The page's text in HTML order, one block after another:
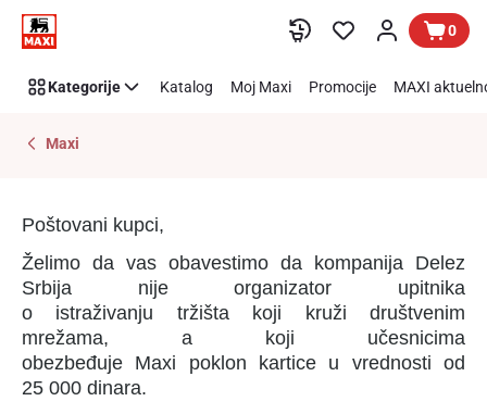
Preskoči link
Obaveštenje
brenda
0
Kategorije Katalog Moj Maxi Promocije MAXI
Maxi
Poštovani kupci,
Želimo da vas obavestimo da kompanija Delez
Srbija nije organizator upitnika
o istraživanju tržišta koji kruži društvenim
mrežama, a koji učesnicima
obezbeđuje Maxi poklon kartice u vrednosti od
25 000 dinara.